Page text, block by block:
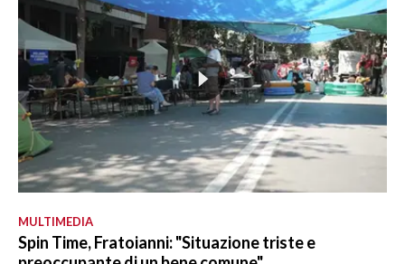
MULTIMEDIA
Spin Time, Fratoianni: "Situazione triste e